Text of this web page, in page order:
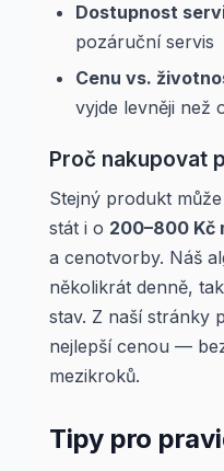
Dostupnost
pozáruční servis
Cenu vs.
vyjde levněji než
Proč nakupovat
Stejný produkt
stát i o 200–800 Kč
a cenotvorby. Náš
několikrát denně,
stav. Z naší stránky
nejlepší cenou —
mezikroků.
Tipy pro